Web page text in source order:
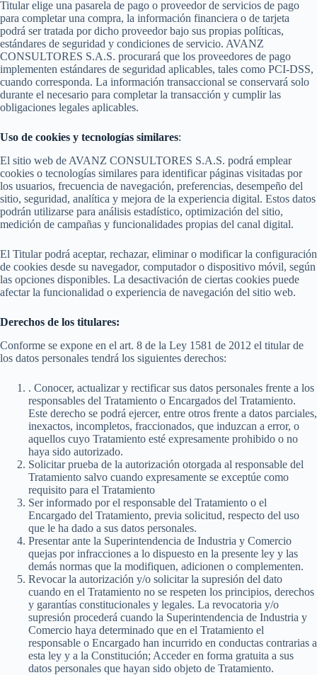
Titular elige una pasarela de pago o proveedor de servicios de pago
para completar una compra, la información financiera o de tarjeta
podrá ser tratada por dicho proveedor bajo sus propias políticas,
estándares de seguridad y condiciones de servicio. AVANZ
CONSULTORES S.A.S. procurará que los proveedores de pago
implementen estándares de seguridad aplicables, tales como PCI-DSS,
cuando corresponda. La información transaccional se conservará solo
durante el necesario para completar la transacción y cumplir las
obligaciones legales aplicables.
Uso de cookies y tecnologías similares:
El sitio web de AVANZ CONSULTORES S.A.S. podrá emplear
cookies o tecnologías similares para identificar páginas visitadas por
los usuarios, frecuencia de navegación, preferencias, desempeño del
sitio, seguridad, analítica y mejora de la experiencia digital. Estos datos
podrán utilizarse para análisis estadístico, optimización del sitio,
medición de campañas y funcionalidades propias del canal digital.
El Titular podrá aceptar, rechazar, eliminar o modificar la configuración
de cookies desde su navegador, computador o dispositivo móvil, según
las opciones disponibles. La desactivación de ciertas cookies puede
afectar la funcionalidad o experiencia de navegación del sitio web.
Derechos de los titulares:
Conforme se expone en el art. 8 de la Ley 1581 de 2012 el titular de
los datos personales tendrá los siguientes derechos:
. Conocer, actualizar y rectificar sus datos personales frente a los
responsables del Tratamiento o Encargados del Tratamiento.
Este derecho se podrá ejercer, entre otros frente a datos parciales,
inexactos, incompletos, fraccionados, que induzcan a error, o
aquellos cuyo Tratamiento esté expresamente prohibido o no
haya sido autorizado.
Solicitar prueba de la autorización otorgada al responsable del
Tratamiento salvo cuando expresamente se exceptúe como
requisito para el Tratamiento
Ser informado por el responsable del Tratamiento o el
Encargado del Tratamiento, previa solicitud, respecto del uso
que le ha dado a sus datos personales.
Presentar ante la Superintendencia de Industria y Comercio
quejas por infracciones a lo dispuesto en la presente ley y las
demás normas que la modifiquen, adicionen o complementen.
Revocar la autorización y/o solicitar la supresión del dato
cuando en el Tratamiento no se respeten los principios, derechos
y garantías constitucionales y legales. La revocatoria y/o
supresión procederá cuando la Superintendencia de Industria y
Comercio haya determinado que en el Tratamiento el
responsable o Encargado han incurrido en conductas contrarias a
esta ley y a la Constitución; Acceder en forma gratuita a sus
datos personales que hayan sido objeto de Tratamiento.